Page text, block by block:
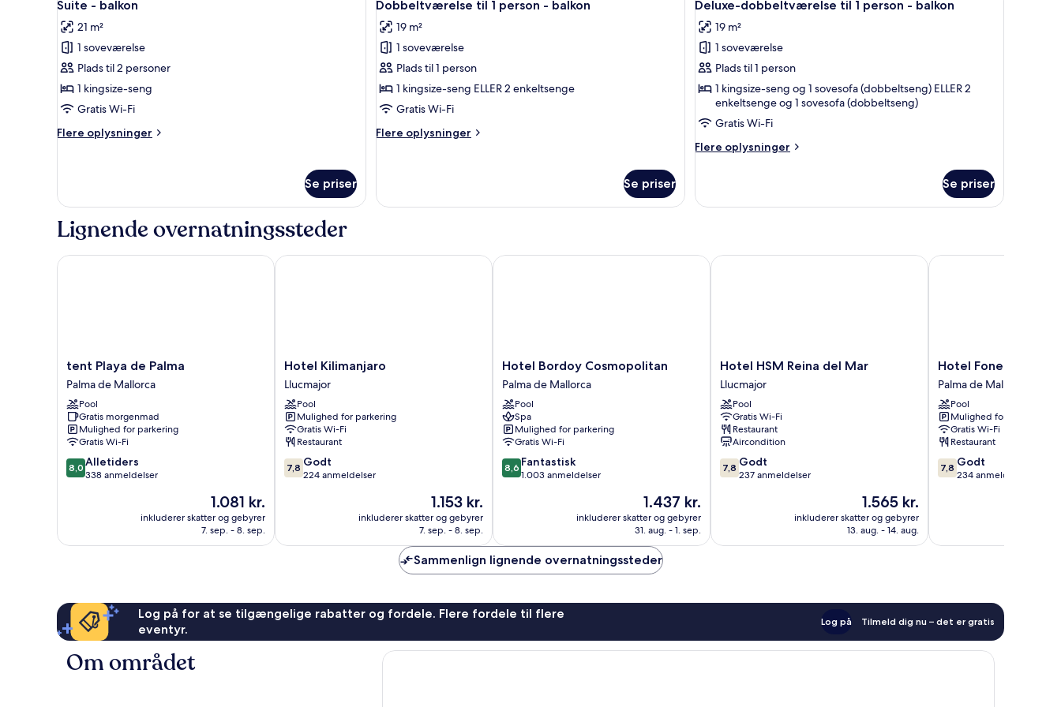
alle
billeder
af
Suite
-
balkon
Suite - balkon
21 m²
1 soveværelse
Plads til 2 personer
1 kingsize-seng
Gratis Wi-Fi
Flere oplysninger
Flere
balkon
Se priser
alle
billeder
af
Dobbeltværelse
til
1
-
Dobbeltværelse til 1 person - balkon
19 m²
1 soveværelse
Plads til 1 person
1 kingsize-seng ELLER 2 enkeltsenge
Gratis Wi-Fi
Flere oplysninger
Flere
1
Se priser
alle
billeder
af
Deluxe-
dobbeltværelse
1
person
Deluxe-dobbeltværelse til 1 person - balkon
19 m²
1 soveværelse
Plads til 1 person
1 kingsize-seng og 1 sovesofa (dobbeltseng) ELLER 2
enkeltsenge og 1 sovesofa (dobbeltseng)
Gratis Wi-Fi
Flere oplysninger
Flere
dobbeltværelse
-
Se priser
Lignende overnatningssteder
tent
Playa
de
Palma
Palma
de
Mallorca
tent Playa de Palma
Palma de Mallorca
Pool
Gratis morgenmad
Mulighed for parkering
Gratis Wi-Fi
8.0
ud
anmeldelser
8,0 Alletiders
338 anmeldelser
Prisen
er
1.081 kr.
1.081 kr.
inkluderer skatter og gebyrer
7. sep. - 8. sep.
tent Playa de Palma
Hotel
Kilimanjaro
Llucmajor
Hotel Kilimanjaro
Llucmajor
Pool
Mulighed for parkering
Gratis Wi-Fi
Restaurant
7.8
ud
anmeldelser
7,8 Godt
224 anmeldelser
Prisen
er
1.153 kr.
1.153 kr.
inkluderer skatter og gebyrer
7. sep. - 8. sep.
Hotel Kilimanjaro
Hotel
Bordoy
Cosmopolitan
Palma
de
Mallorca
Hotel Bordoy Cosmopolitan
Palma de Mallorca
Pool
Spa
Mulighed for parkering
Gratis Wi-Fi
8.6
ud
anmeldelser
8,6 Fantastisk
1.003 anmeldelser
Prisen
er
1.437 kr.
1.437 kr.
inkluderer skatter og gebyrer
31. aug. - 1. sep.
Hotel Bordoy Cosmopolitan
Hotel
HSM
Reina
del
Mar
Llucmajor
Hotel HSM Reina del Mar
Llucmajor
Pool
Gratis Wi-Fi
Restaurant
Aircondition
7.8
ud
anmeldelser
7,8 Godt
237 anmeldelser
Prisen
er
1.565 kr.
1.565 kr.
inkluderer skatter og gebyrer
13. aug. - 14. aug.
Hotel HSM Reina del Mar
Hotel
Foners
Palma
de
Mallorca
Hotel Foners
Palma de Mallorca
Pool
Mulighed for parkering
Gratis Wi-Fi
Restaurant
7.8
ud
anmeldelser
7,8 Godt
234 anmeldelser
Hotel Foners
Sammenlign lignende overnatningssteder
Log på for at se tilgængelige rabatter og fordele. Flere fordele til flere
eventyr.
Log på Tilmeld dig nu – det er gratis
Om området